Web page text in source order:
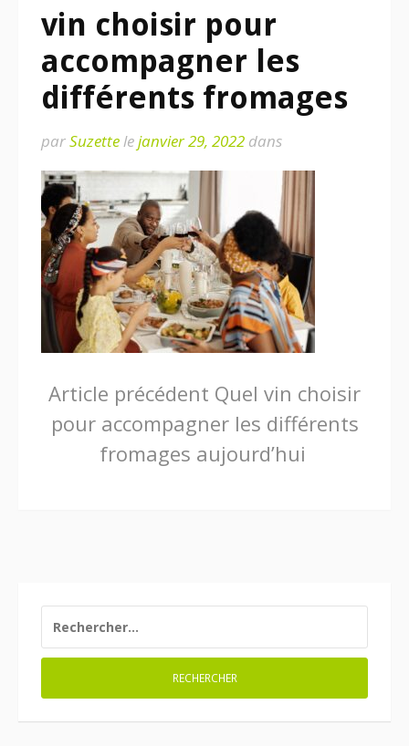
vin choisir pour
accompagner les
différents fromages
parSuzettelejanvier 29, 2022 dans
Lire
la
Article précédent Quel vin choisir
pour accompagner les différents
fromages aujourd’hui